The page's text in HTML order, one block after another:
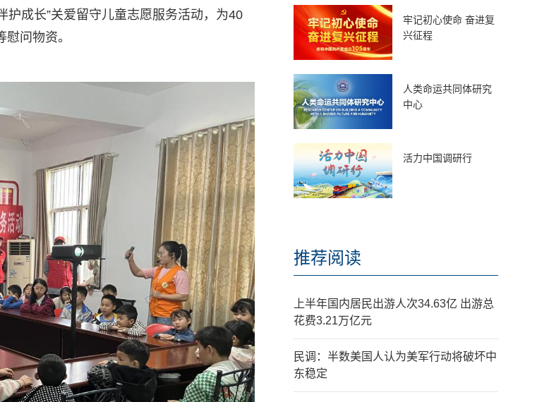
护成长”关爱留守儿童志愿服务活动，为40
问物资。
牢记初心使命 奋进复
兴征程
人类命运共同体研究
中心
活力中国调研行
推荐阅读
上半年国内居民出游人次34.63亿 出游总
花费3.21万亿元
民调：半数美国人认为美军行动将破坏中
东稳定